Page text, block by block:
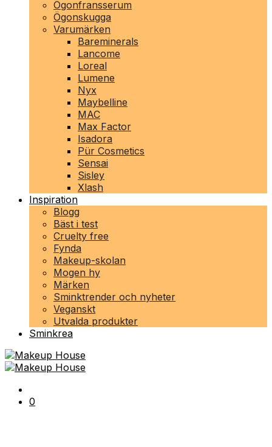
Ögonfransserum
Ögonskugga
Varumärken
Bareminerals
Lancome
Loreal
Lumene
Nyx
Maybelline
MAC
Max Factor
Isadora
Pür Cosmetics
Sensai
Sisley
Xlash
Inspiration
Blogg
Bäst i test
Cruelty free
Fynda
Makeup-skolan
Mogen hy
Märken
Sminktrender och nyheter
Veganskt
Utvalda produkter
Sminkrea
0